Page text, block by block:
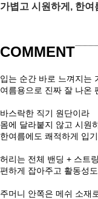
가볍고 시원하게, 한
COMMENT
입는 순간 바로 느껴지는
여름용으로 진짜 잘 나온
바스락한 직기 원단이라
몸에 달라붙지 않고 시원
한여름에도 쾌적하게 입기
허리는 전체 밴딩 + 스트
편하게 잡아주고 활동성도
주머니 안쪽은 메쉬 소재